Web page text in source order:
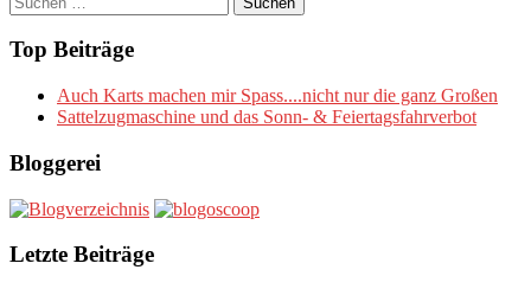
nach:
Top Beiträge
Auch Karts machen mir Spass....nicht nur die ganz Großen
Sattelzugmaschine und das Sonn- & Feiertagsfahrverbot
Bloggerei
Letzte Beiträge